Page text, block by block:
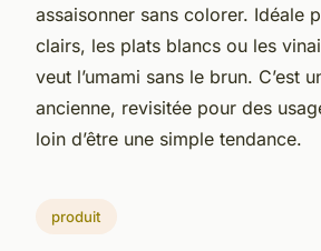
assaisonner sans colorer. Idéale
clairs, les plats blancs ou les
veut l’umami sans le brun. C’est
ancienne, revisitée pour des
loin d’être une simple tendance.
produit